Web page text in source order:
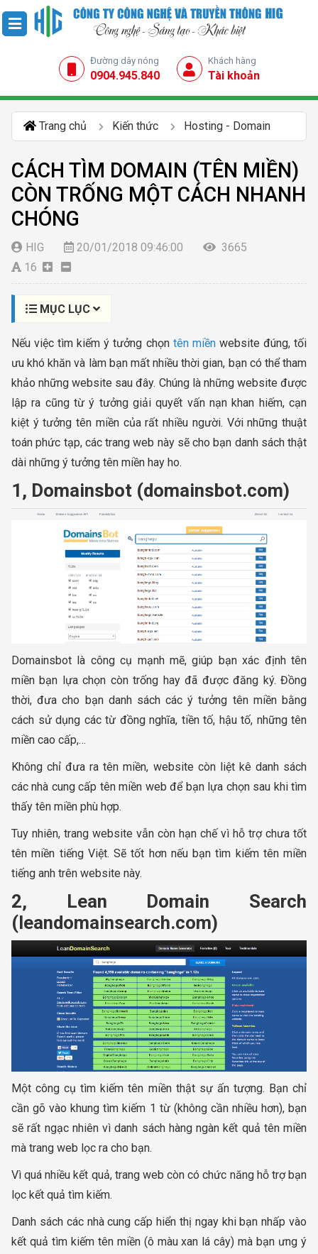
Đường dây nóng
0904.945.840
Khách hàng
Tài khoản
Trang chủ Kiến thức Hosting - Domain
CÁCH TÌM DOMAIN (TÊN MIỀN)
CÒN TRỐNG MỘT CÁCH NHANH
CHÓNG
HIG 20/01/2018 09:46:00
3665
16
MỤC LỤC
Nếu việc tìm kiếm ý tưởng chọn tên miềnwebsite đúng, tối
ưu khó khăn và làm bạn mất nhiều thời gian, bạn có thể tham
khảo những website sau đây. Chúng là những website được
lập ra cũng từ ý tưởng giải quyết vấn nạn khan hiếm, cạn
kiệt ý tưởng tên miền của rất nhiều người. Với những thuật
toán phức tạp, các trang web này sẽ cho bạn danh sách thật
dài những ý tưởng tên miền hay ho.
1, Domainsbot (domainsbot.com)
Domainsbot là công cụ mạnh mẽ, giúp bạn xác định tên
miền bạn lựa chọn còn trống hay đã được đăng ký. Đồng
thời, đưa cho bạn danh sách các ý tưởng tên miền bằng
cách sử dụng các từ đồng nghĩa, tiền tố, hậu tố, những tên
miền cao cấp,…
Không chỉ đưa ra tên miền, website còn liệt kê danh sách
các nhà cung cấp tên miền web để bạn lựa chọn sau khi tìm
thấy tên miền phù hợp.
Tuy nhiên, trang website vẫn còn hạn chế vì hỗ trợ chưa tốt
tên miền tiếng Việt. Sẽ tốt hơn nếu bạn tìm kiếm tên miền
tiếng anh trên website này.
2, Lean Domain Search
(leandomainsearch.com)
Một công cụ tìm kiếm tên miền thật sự ấn tượng. Bạn chỉ
cần gõ vào khung tìm kiếm 1 từ (không cần nhiều hơn), bạn
sẽ rất ngạc nhiên vì danh sách hàng ngàn kết quả tên miền
mà trang web lọc ra cho bạn.
Vì quá nhiều kết quả, trang web còn có chức năng hỗ trợ bạn
lọc kết quả tìm kiếm.
Danh sách các nhà cung cấp hiển thị ngay khi bạn nhấp vào
kết quả tìm kiếm tên miền (ô màu xan lá cây) mà bạn ưng ý